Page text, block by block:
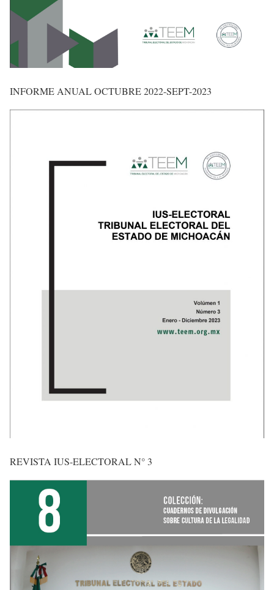
INFORME ANUAL OCTUBRE 2022-SEPT-2023
REVISTA IUS-ELECTORAL N° 3